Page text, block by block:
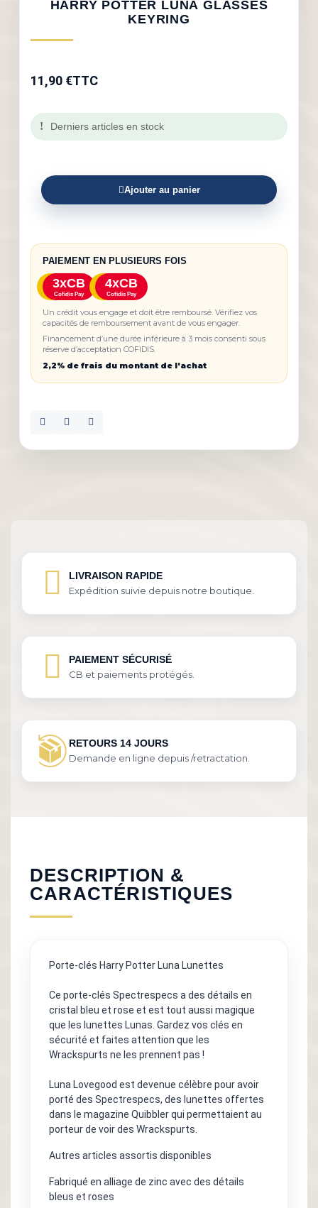
HARRY POTTER LUNA GLASSES
KEYRING
11,90 €TTC
Derniers articles en stock
Ajouter au panier
PAIEMENT EN PLUSIEURS FOIS
3xCB
Cofidis Pay
4xCB
Cofidis Pay
Un crédit vous engage et doit être remboursé. Vérifiez vos
capacités de remboursement avant de vous engager.
Financement d’une durée inférieure à 3 mois consenti sous
réserve d’acceptation COFIDIS.
2,2% de frais du montant de l’achat
LIVRAISON RAPIDE
Expédition suivie depuis notre boutique.
PAIEMENT SÉCURISÉ
CB et paiements protégés.
RETOURS 14 JOURS
Demande en ligne depuis /retractation.
DESCRIPTION &
CARACTÉRISTIQUES
Porte-clés Harry Potter Luna Lunettes
Ce porte-clés Spectrespecs a des détails en
cristal bleu et rose et est tout aussi magique
que les lunettes Lunas. Gardez vos clés en
sécurité et faites attention que les
Wrackspurts ne les prennent pas !
Luna Lovegood est devenue célèbre pour avoir
porté des Spectrespecs, des lunettes offertes
dans le magazine Quibbler qui permettaient au
porteur de voir des Wrackspurts.
Autres articles assortis disponibles
Fabriqué en alliage de zinc avec des détails
bleus et roses